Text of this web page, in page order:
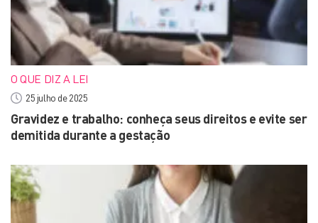
O QUE DIZ A LEI
25 julho de 2025
Gravidez e trabalho: conheça seus direitos e evite ser
demitida durante a gestação